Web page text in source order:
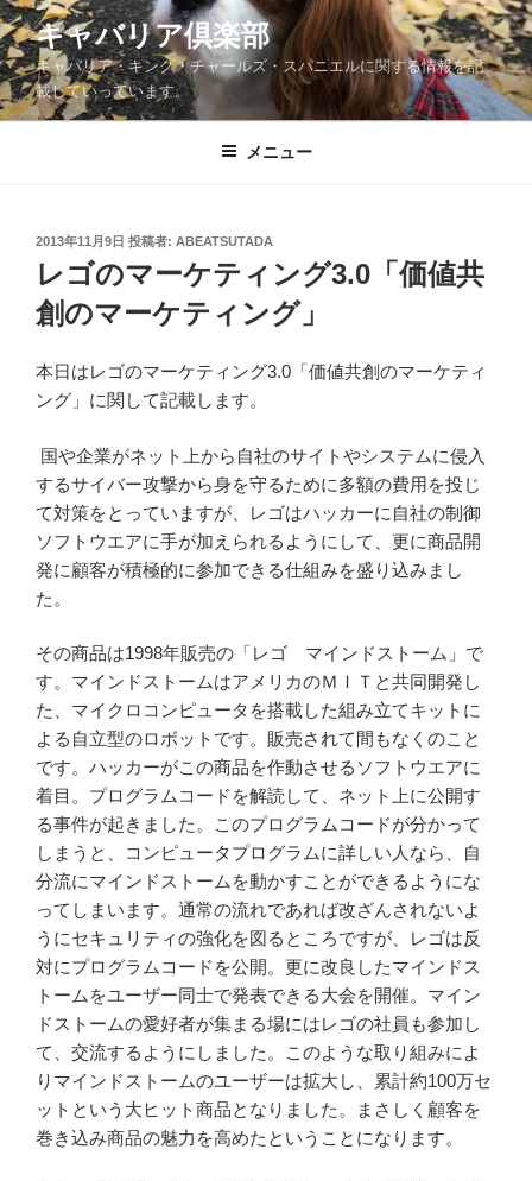
コ
ン
テ
ン
ツ
キャバリア倶楽部
キャバリア・キング・チャールズ・スパニエルに関する情報を記
載していっています。
メニュー
投
稿
日:
2013年11月9日 投稿者: ABEATSUTADA
レゴのマーケティング3.0「価値共
創のマーケティング」
本日はレゴのマーケティング3.0「価値共創のマーケティ
ング」に関して記載します。
国や企業がネット上から自社のサイトやシステムに侵入
するサイバー攻撃から身を守るために多額の費用を投じ
て対策をとっていますが、レゴはハッカーに自社の制御
ソフトウエアに手が加えられるようにして、更に商品開
発に顧客が積極的に参加できる仕組みを盛り込みまし
た。
その商品は1998年販売の「レゴ マインドストーム」で
す。マインドストームはアメリカのＭＩＴと共同開発し
た、マイクロコンピュータを搭載した組み立てキットに
よる自立型のロボットです。販売されて間もなくのこと
です。ハッカーがこの商品を作動させるソフトウエアに
着目。プログラムコードを解読して、ネット上に公開す
る事件が起きました。このプログラムコードが分かって
しまうと、コンピュータプログラムに詳しい人なら、自
分流にマインドストームを動かすことができるようにな
ってしまいます。通常の流れであれば改ざんされないよ
うにセキュリティの強化を図るところですが、レゴは反
対にプログラムコードを公開。更に改良したマインドス
トームをユーザー同士で発表できる大会を開催。マイン
ドストームの愛好者が集まる場にはレゴの社員も参加し
て、交流するようにしました。このような取り組みによ
りマインドストームのユーザーは拡大し、累計約100万セ
ットという大ヒット商品となりました。まさしく顧客を
巻き込み商品の魅力を高めたということになります。